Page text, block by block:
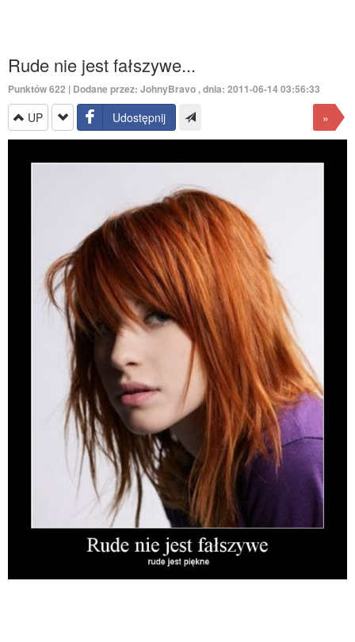
Rude nie jest fałszywe...
Punktów622 | Dodane przez: JohnyBravo, dnia: 2011-06-14 03:56:33
UP Udostępnij »